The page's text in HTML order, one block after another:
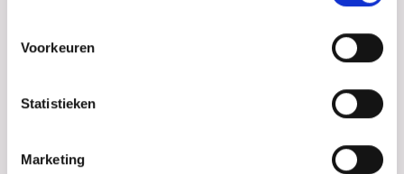
Voorkeuren
Statistieken
Marketing